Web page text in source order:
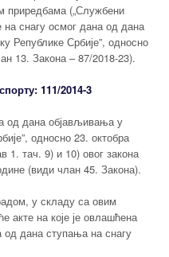
приредбама („Службени
на снагу осмог дана од дана
Републике Србије”, односно
13. Закона – 87/2018-23).
111/2014-3
од дана објављивања у
односно 23. октобра
1. тач. 9) и 10) овог закона
(види члан 45. Закона).
у складу са овим
акте на које је овлашћена
дана ступања на снагу